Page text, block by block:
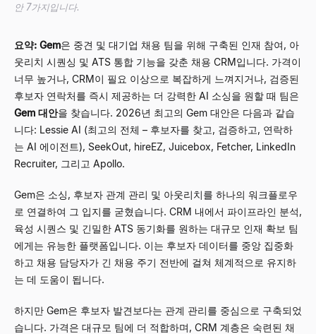
안 7가지입니다.
요약: Gem은 중견 및 대기업 채용 팀을 위해 구축된 인재 참여, 아
웃리치 시퀀싱 및 ATS 통합 기능을 갖춘 채용 CRM입니다. 가격이
너무 높거나, CRM이 필요 이상으로 복잡하게 느껴지거나, 검증된
후보자 연락처를 즉시 제공하는 더 강력한 AI 소싱을 원할 때 팀은
Gem 대안을 찾습니다. 2026년 최고의 Gem 대안은 다음과 같습
니다: Lessie AI (최고의 전체 – 후보자를 찾고, 검증하고, 연락하
는 AI 에이전트), SeekOut, hireEZ, Juicebox, Fetcher, LinkedIn
Recruiter, 그리고 Apollo.
Gem은 소싱, 후보자 관계 관리 및 아웃리치를 하나의 워크플로우
로 연결하여 그 입지를 굳혔습니다. CRM 내에서 파이프라인 분석,
육성 시퀀스 및 긴밀한 ATS 동기화를 원하는 대규모 인재 확보 팀
에게는 유능한 플랫폼입니다. 이는 후보자 데이터를 중앙 집중화
하고 채용 담당자가 긴 채용 주기 전반에 걸쳐 체계적으로 유지하
는 데 도움이 됩니다.
하지만 Gem은 후보자 발견보다는 관계 관리를 중심으로 구축되었
습니다. 가격은 대규모 팀에 더 적합하며, CRM 계층은 숙련된 채